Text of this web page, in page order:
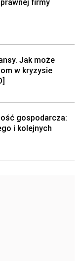
firmy
Jak może
w kryzysie
gospodarcza:
i kolejnych